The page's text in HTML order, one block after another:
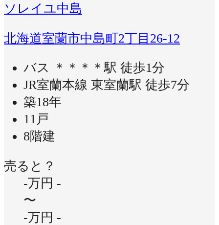
ソレイユ中島
北海道室蘭市中島町2丁目26-12
バス ＊＊＊＊駅 徒歩1分
JR室蘭本線 東室蘭駅 徒歩7分
築18年
11戸
8階建
売ると？
-万円 -
〜
-万円 -